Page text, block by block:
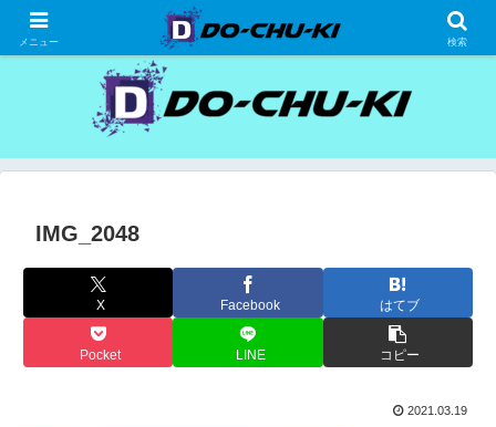
高級ホテルの格安宿泊研究、宿泊記
IMG_2048
X Facebook はてブ
Pocket LINE コピー
2021.03.19
メニュー 検索